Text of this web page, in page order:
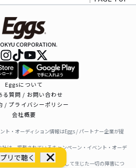
リで聴く
CORPORATION.
Eggsについて
る質問 / お問い合わせ
/ プライバシーポリシー
会社概要
ト・オーディション情報はEggs / パートナー企業が提
は、掲載されているキャンペーン・イベント・オーデ
せん。
オーディション情報を利用して生じた一切の障害につ